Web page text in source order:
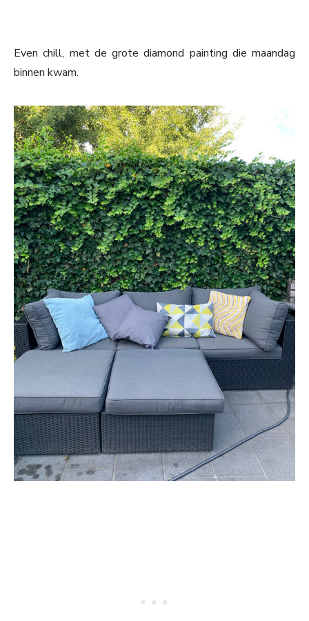
Even chill, met de grote diamond painting die maandag
binnen kwam.